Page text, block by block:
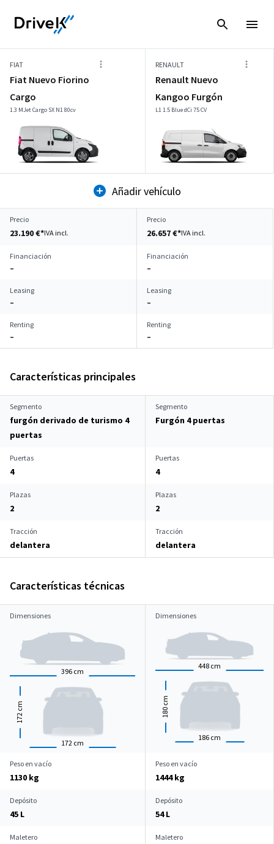
FIAT
Fiat Nuevo Fiorino
Cargo
1.3 MJet Cargo SX N1 80cv
RENAULT
Renault Nuevo
Kangoo Furgón
L1 1.5 Blue dCi 75 CV
Añadir vehículo
Precio
23.190 €*IVA incl.
Precio
26.657 €*IVA incl.
Financiación
–
Financiación
–
Leasing
–
Leasing
–
Renting
–
Renting
–
Características principales
Segmento
furgón derivado de turismo 4
puertas
Segmento
Furgón 4 puertas
Puertas
4
Puertas
4
Plazas
2
Plazas
2
Tracción
delantera
Tracción
delantera
Características técnicas
Dimensiones
396 cm
172 cm
172
cm
Dimensiones
448 cm
186 cm
180
cm
Peso en vacío
1130 kg
Peso en vacío
1444 kg
Depósito
45 L
Depósito
54 L
Maletero Maletero